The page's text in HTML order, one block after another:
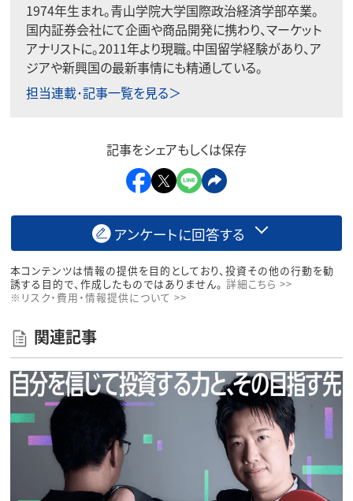
1974年生まれ。青山学院大学国際政治経済学部卒業。
国内証券会社にて企画や商品開発に携わり、マーケット
アナリストに。2011年より現職。中国留学経験があり、ア
ジアや新興国の最新事情にも精通している。
担当連載･記事一覧を見る＞
記事をシェアもしくは保存
アンケートに回答する
本コンテンツは情報の提供を目的としており、投資その他の行動を勧
誘する目的で、作成したものではありません。 詳細こちら >>
※リスク・費用・情報提供について >>
関連記事